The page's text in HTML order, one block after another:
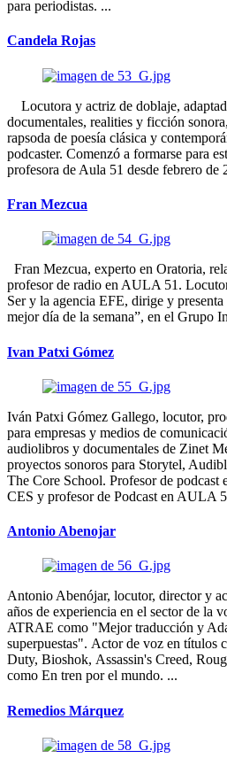
para periodistas. ...
Candela Rojas
Locutora y actriz de doblaje,
documentales, realities y ficción
rapsoda de poesía clásica y
podcaster. Comenzó a formarse para
profesora de Aula 51 desde
Fran Mezcua
Fran Mezcua, experto en Oratoria,
profesor de radio en AULA 51.
Ser y la agencia EFE, dirige y
mejor día de la semana”, en el Grupo
Ivan Patxi Gómez
Iván Patxi Gómez Gallego, locutor,
para empresas y medios de
audiolibros y documentales de Zinet
proyectos sonoros para Storytel,
The Core School. Profesor de podcast
CES y profesor de Podcast en AULA
Antonio Abenojar
Antonio Abenójar, locutor, director y
años de experiencia en el sector de la
ATRAE como "Mejor traducción y
superpuestas". Actor de voz en títulos
Duty, Bioshok, Assassin's Creed,
como En tren por el mundo. ...
Remedios Márquez